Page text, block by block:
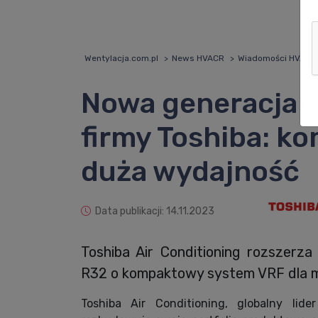
Wentylacja.com.pl News HVACR Wiadomości HVACR
Nowa generacja
firmy Toshiba:
duża wydajność
Data publikacji: 14.11.2023
Toshiba Air Conditioning
R32 o kompaktowy system VRF dla
Toshiba Air Conditioning, globalny